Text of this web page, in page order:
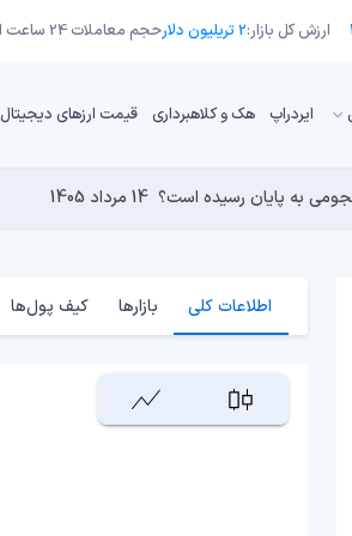
ارزش کل بازار:2 تریلیون دلار حجم معاملات 24 ساعت اخیر:
ایردراپ هک و کلاهبرداری قیمت ارزهای دیجیتال
15 مرداد 1405
به پایان رسیده است؟ 14 مرداد 1405 14 مرداد 1405 13 مرداد 1405 کریپتو تبدیل شدند؟ 13 مرداد 1405
اطلاعات کلی بازارها کیف پول‌ها